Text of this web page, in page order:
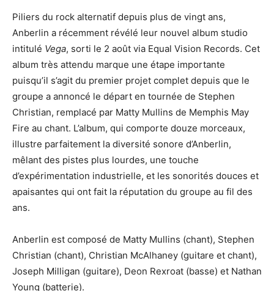
Piliers du rock alternatif depuis plus de vingt ans,
Anberlin a récemment révélé leur nouvel album studio
intitulé Vega, sorti le 2 août via Equal Vision Records. Cet
album très attendu marque une étape importante
puisqu’il s’agit du premier projet complet depuis que le
groupe a annoncé le départ en tournée de Stephen
Christian, remplacé par Matty Mullins de Memphis May
Fire au chant. L’album, qui comporte douze morceaux,
illustre parfaitement la diversité sonore d’Anberlin,
mêlant des pistes plus lourdes, une touche
d’expérimentation industrielle, et les sonorités douces et
apaisantes qui ont fait la réputation du groupe au fil des
ans.
Anberlin est composé de Matty Mullins (chant), Stephen
Christian (chant), Christian McAlhaney (guitare et chant),
Joseph Milligan (guitare), Deon Rexroat (basse) et Nathan
Young (batterie).